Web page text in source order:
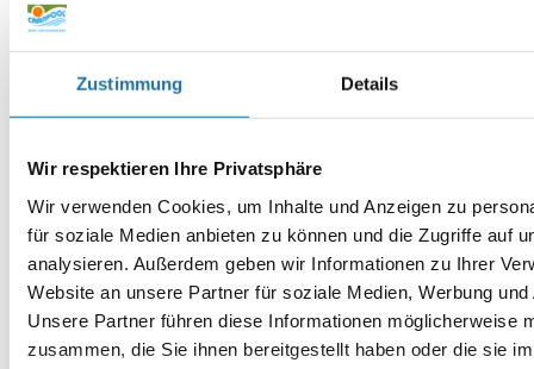
Zustimmung Details
Wir respektieren Ihre Privatsphäre
Wir verwenden Cookies, um Inhalte und Anzeigen zu
für soziale Medien anbieten zu können und die Zugriffe auf
analysieren. Außerdem geben wir Informationen zu Ihrer
Website an unsere Partner für soziale Medien, Werbung
Unsere Partner führen diese Informationen möglicherweise
zusammen, die Sie ihnen bereitgestellt haben oder die sie
E-Mail-Adresse
Website